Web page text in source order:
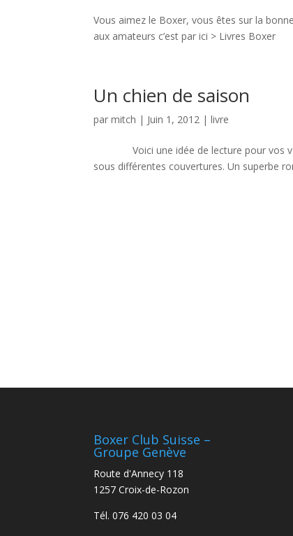
Vous aimez le Boxer, vous êtes sur la
aux amateurs c’est par ici > Livres Boxer
Un chien de saison
parmitch | Juin 1, 2012 |livre
Voici une idée de lecture pour vos
sous différentes couvertures. Un superbe
Boxer Club Suisse –
Groupe Genève
Route d'Annecy 118
1257 Croix-de-Rozon
Tél. 076 420 03 04